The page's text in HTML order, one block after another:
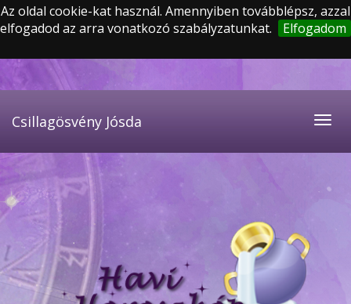
Az oldal cookie-kat használ. Amennyiben továbblépsz, azzal
elfogadod az arra vonatkozó szabályzatunkat.
Elfogadom
Csillagösvény Jósda